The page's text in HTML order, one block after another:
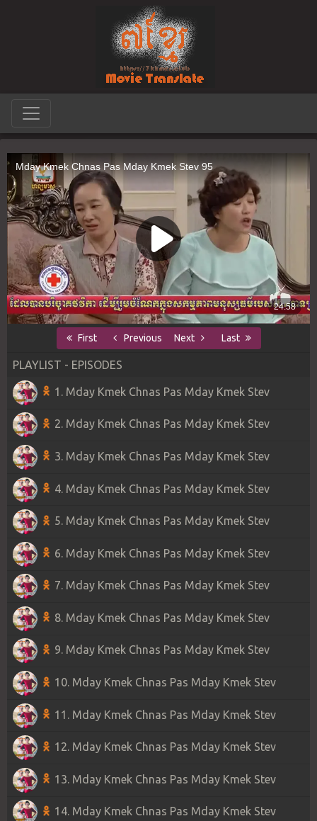
First Previous Next Last
PLAYLIST - EPISODES
1. Mday Kmek Chnas Pas Mday Kmek Stev
2. Mday Kmek Chnas Pas Mday Kmek Stev
3. Mday Kmek Chnas Pas Mday Kmek Stev
4. Mday Kmek Chnas Pas Mday Kmek Stev
5. Mday Kmek Chnas Pas Mday Kmek Stev
6. Mday Kmek Chnas Pas Mday Kmek Stev
7. Mday Kmek Chnas Pas Mday Kmek Stev
8. Mday Kmek Chnas Pas Mday Kmek Stev
9. Mday Kmek Chnas Pas Mday Kmek Stev
10. Mday Kmek Chnas Pas Mday Kmek Stev
11. Mday Kmek Chnas Pas Mday Kmek Stev
12. Mday Kmek Chnas Pas Mday Kmek Stev
13. Mday Kmek Chnas Pas Mday Kmek Stev
14. Mday Kmek Chnas Pas Mday Kmek Stev